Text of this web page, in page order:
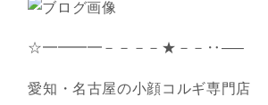
☆━━━━－－－－★－－‥—–
愛知・名古屋の小顔コルギ専門店